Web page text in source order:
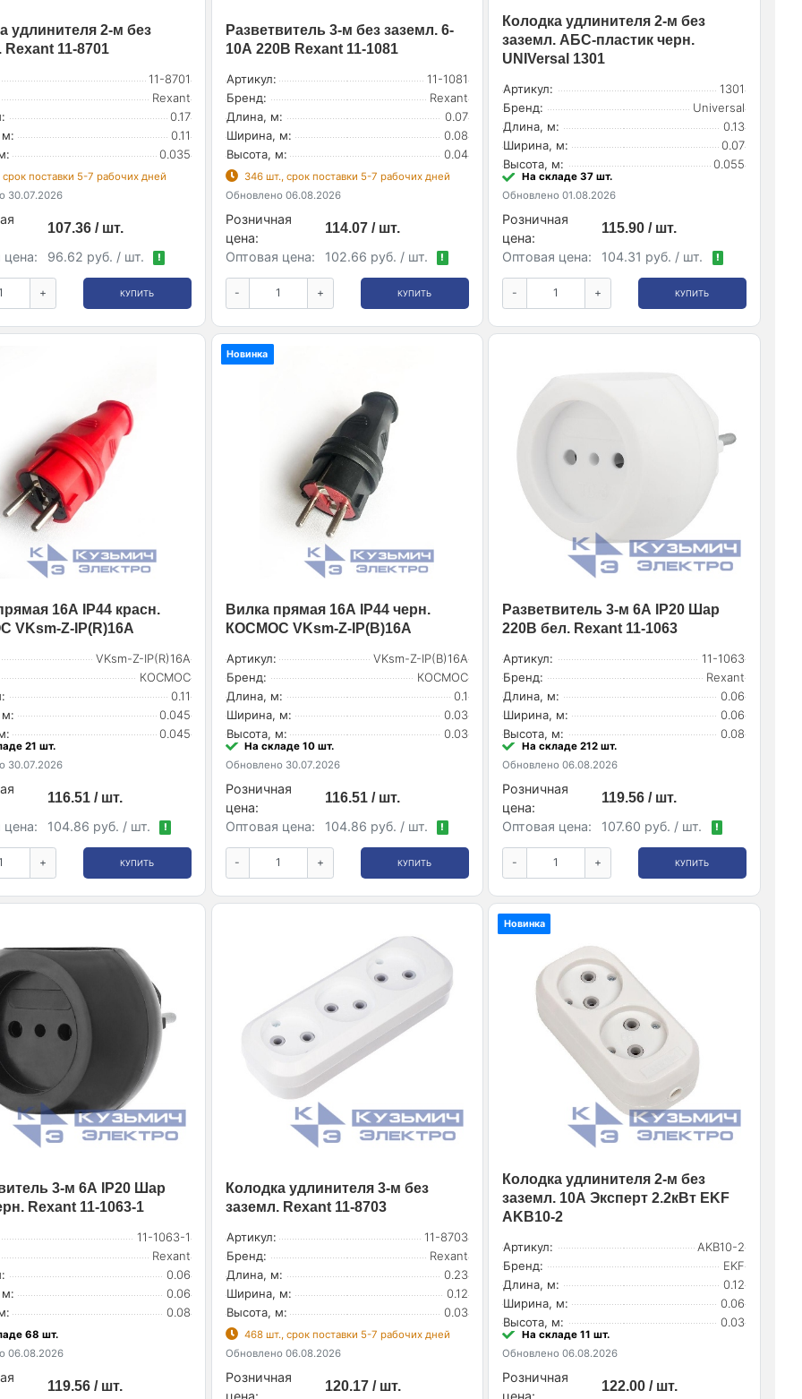
удлинителя 2-м без
Rexant 11-8701
11-8701
Rexant
0.17
0.11
0.035
поставки 5-7 рабочих дней
30.07.2026
107.36 / шт.
цена:
96.62 руб. / шт. !
+ КУПИТЬ
Разветвитель 3-м без заземл. 6-
10А 220В Rexant 11-1081
Артикул:
11-1081
Бренд:
Rexant
Длина, м:
0.07
Ширина, м:
0.08
Высота, м:
0.04
346 шт., срок поставки 5-7 рабочих дней
Обновлено 06.08.2026
Розничная
цена:
114.07 / шт.
Оптовая цена:
102.66 руб. / шт. !
- + КУПИТЬ
Колодка удлинителя 2-м без
заземл. АБС-пластик черн.
UNIVersal 1301
Артикул:
1301
Бренд:
Universal
Длина, м:
0.13
Ширина, м:
0.07
Высота, м:
0.055
На складе 37 шт.
Обновлено 01.08.2026
Розничная
цена:
115.90 / шт.
Оптовая цена:
104.31 руб. / шт. !
- + КУПИТЬ
16А IP44 красн.
VKsm-Z-IP(R)16A
VKsm-Z-IP(R)16A
КОСМОС
0.11
0.045
0.045
21 шт.
30.07.2026
116.51 / шт.
цена:
104.86 руб. / шт. !
+ КУПИТЬ
Новинка
Вилка прямая 16А IP44 черн.
КОСМОС VKsm-Z-IP(B)16A
Артикул:
VKsm-Z-IP(B)16A
Бренд:
КОСМОС
Длина, м:
0.1
Ширина, м:
0.03
Высота, м:
0.03
На складе 10 шт.
Обновлено 30.07.2026
Розничная
цена:
116.51 / шт.
Оптовая цена:
104.86 руб. / шт. !
- + КУПИТЬ
Разветвитель 3-м 6А IP20 Шар
220В бел. Rexant 11-1063
Артикул:
11-1063
Бренд:
Rexant
Длина, м:
0.06
Ширина, м:
0.06
Высота, м:
0.08
На складе 212 шт.
Обновлено 06.08.2026
Розничная
цена:
119.56 / шт.
Оптовая цена:
107.60 руб. / шт. !
- + КУПИТЬ
3-м 6А IP20 Шар
Rexant 11-1063-1
11-1063-1
Rexant
0.06
0.06
0.08
68 шт.
06.08.2026
119.56 / шт.
Колодка удлинителя 3-м без
заземл. Rexant 11-8703
Артикул:
11-8703
Бренд:
Rexant
Длина, м:
0.23
Ширина, м:
0.12
Высота, м:
0.03
468 шт., срок поставки 5-7 рабочих дней
Обновлено 06.08.2026
Розничная
цена:
120.17 / шт.
Новинка
Колодка удлинителя 2-м без
заземл. 10А Эксперт 2.2кВт EKF
AKB10-2
Артикул:
AKB10-2
Бренд:
EKF
Длина, м:
0.12
Ширина, м:
0.06
Высота, м:
0.03
На складе 11 шт.
Обновлено 06.08.2026
Розничная
цена:
122.00 / шт.